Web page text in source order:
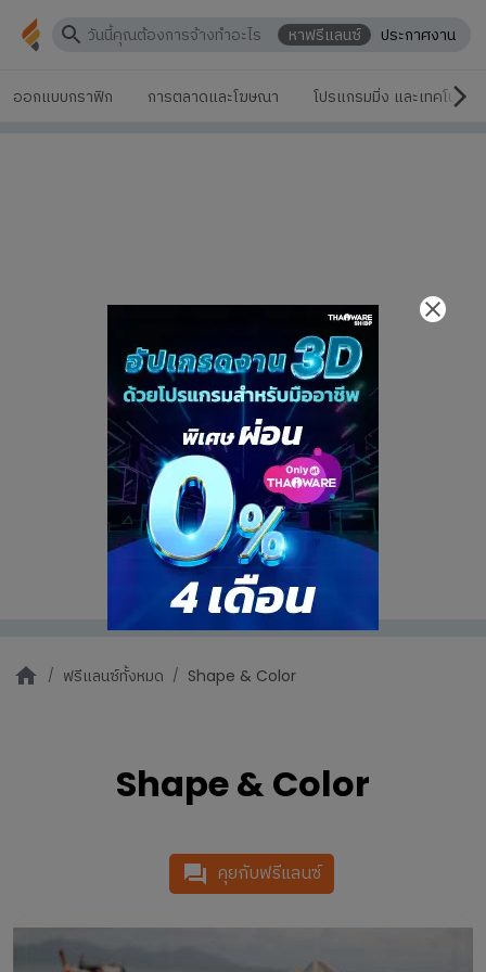
หาฟรีแลนซ์ ประกาศงาน
ออกแบบกราฟิก การตลาดและโฆษณา โปรแกรมมิ่ง และเทคโนโลยี
ฟรีแลนซ์ทั้งหมด Shape & Color
Shape & Color
คุยกับฟรีแลนซ์